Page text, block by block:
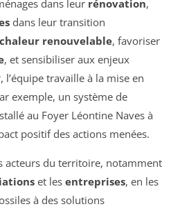
dans leur rénovation,
dans leur transition
chaleur renouvelable, favoriser
, et sensibiliser aux enjeux
travaille à la mise en
exemple, un système de
au Foyer Léontine Naves à
positif des actions menées.
acteurs du territoire, notamment
et les entreprises, en les
à des solutions